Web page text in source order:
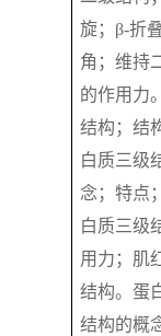
旋； β-折
角；维持
的作用力
结构；结
白质三级
念；特点
白质三级
用力；肌
结构。蛋
结构的概